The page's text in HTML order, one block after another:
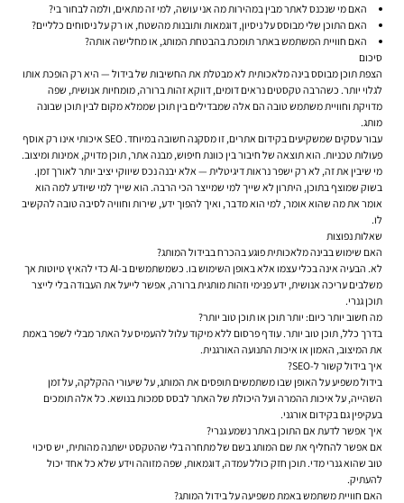
האם מי שנכנס לאתר מבין במהירות מה אני עושה, למי זה מתאים, ולמה לבחור בי?
האם התוכן שלי מבוסס על ניסיון, דוגמאות ותובנות מהשטח, או רק על ניסוחים כלליים?
האם חוויית המשתמש באתר תומכת בהבטחת המותג, או מחלישה אותה?
סיכום
הצפת תוכן מבוסס בינה מלאכותית לא מבטלת את החשיבות של בידול — היא רק הופכת אותו
לגלוי יותר. כשהרבה טקסטים נראים דומים, דווקא זהות ברורה, מומחיות אנושית, שפה
מדויקת וחוויית משתמש טובה הם אלה שמבדילים בין תוכן שממלא מקום לבין תוכן שבונה
מותג.
עבור עסקים שמשקיעים בקידום אתרים
, זו מסקנה חשובה במיוחד. SEO איכותי אינו רק אוסף
פעולות טכניות. הוא תוצאה של חיבור בין כוונת חיפוש, מבנה אתר, תוכן מדויק, אמינות ומיצוב.
מי שיבין את זה, לא רק ישפר נראות דיגיטלית — אלא יבנה נכס שיווקי יציב יותר לאורך זמן.
בשוק שמוצף בתוכן, היתרון לא שייך למי שמייצר הכי הרבה. הוא שייך למי שיודע למה הוא
אומר את מה שהוא אומר, למי הוא מדבר, ואיך להפוך ידע, שירות וחוויה לסיבה טובה להקשיב
לו.
שאלות נפוצות
האם שימוש בבינה מלאכותית פוגע בהכרח בבידול המותג?
לא. הבעיה אינה בכלי עצמו אלא באופן השימוש בו. כשמשתמשים ב-AI כדי להאיץ טיוטות אך
משלבים עריכה אנושית, ידע פנימי וזהות מותגית ברורה, אפשר לייעל את העבודה בלי לייצר
תוכן גנרי.
מה חשוב יותר כיום: יותר תוכן או תוכן טוב יותר?
בדרך כלל, תוכן טוב יותר. עודף פרסום ללא מיקוד עלול להעמיס על האתר מבלי לשפר באמת
את המיצוב, האמון או איכות התנועה האורגנית.
איך בידול קשור ל-SEO?
בידול משפיע על האופן שבו משתמשים תופסים את המותג, על שיעורי ההקלקה, על זמן
השהייה, על איכות ההמרה ועל היכולת של האתר לבסס סמכות בנושא. כל אלה תומכים
בעקיפין גם בקידום אורגני.
איך אפשר לדעת אם התוכן באתר נשמע גנרי?
אם אפשר להחליף את שם המותג בשם של מתחרה בלי שהטקסט ישתנה מהותית, יש סיכוי
טוב שהוא גנרי מדי. תוכן חזק כולל עמדה, דוגמאות, שפה מזוהה וידע שלא כל אחד יכול
להעתיק.
האם חוויית משתמש באמת משפיעה על בידול המותג?